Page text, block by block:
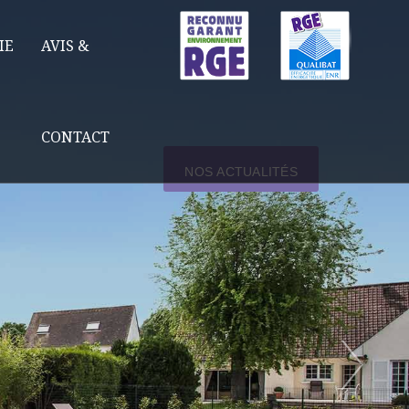
AVIS &
CONTACT
NOS ACTUALITÉS